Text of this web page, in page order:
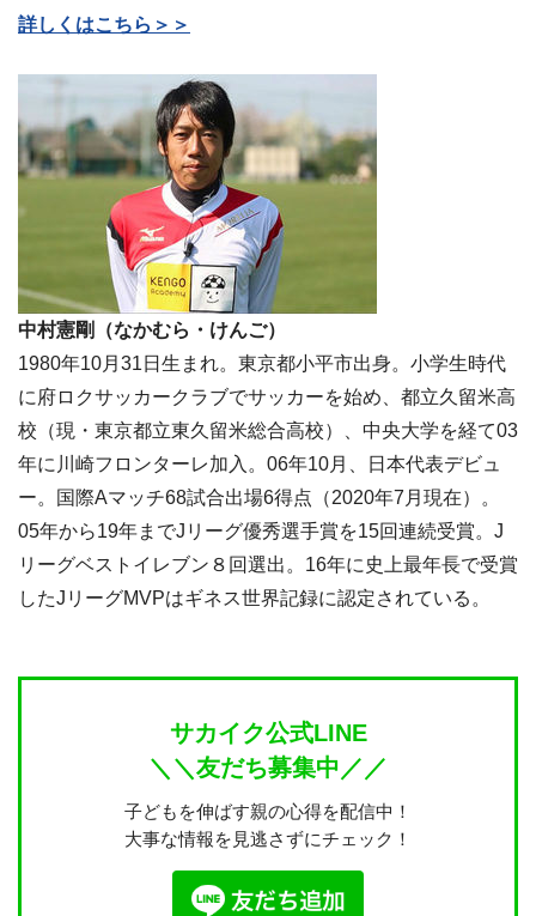
詳しくはこちら＞＞
中村憲剛（なかむら・けんご）
1980年10月31日生まれ。東京都小平市出身。小学生時代
に府ロクサッカークラブでサッカーを始め、都立久留米高
校（現・東京都立東久留米総合高校）、中央大学を経て03
年に川崎フロンターレ加入。06年10月、日本代表デビュ
ー。国際Aマッチ68試合出場6得点（2020年7月現在）。
05年から19年までJリーグ優秀選手賞を15回連続受賞。J
リーグベストイレブン８回選出。16年に史上最年長で受賞
したJリーグMVPはギネス世界記録に認定されている。
サカイク公式LINE
＼＼友だち募集中／／
子どもを伸ばす親の心得を配信中！
大事な情報を見逃さずにチェック！